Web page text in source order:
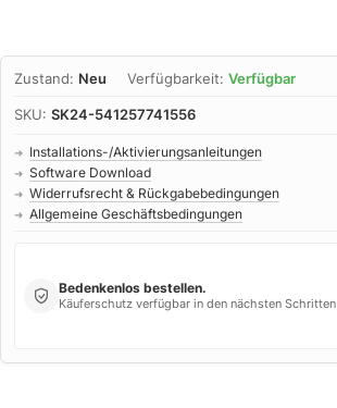
Zustand: Neu Verfügbarkeit: Verfügbar
SKU: SK24-541257741556
➜ Installations-/Aktivierungsanleitungen
➜ Software Download
➜ Widerrufsrecht & Rückgabebedingungen
➜ Allgemeine Geschäftsbedingungen
Bedenkenlos bestellen.
Käuferschutz verfügbar in den nächsten Schritten